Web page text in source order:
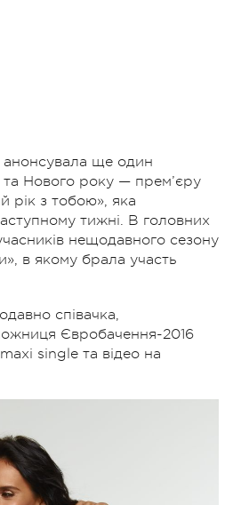
ще один
та Нового року — прем’єру
рік з тобою», яка
тижні. В головних
нещодавного сезону
в якому брала участь
співачка,
Євробачення-2016
single та відео на